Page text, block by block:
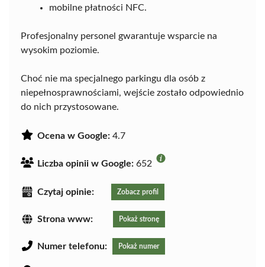
mobilne płatności NFC.
Profesjonalny personel gwarantuje wsparcie na
wysokim poziomie.
Choć nie ma specjalnego parkingu dla osób z
niepełnosprawnościami, wejście zostało odpowiednio
do nich przystosowane.
Ocena w Google: 4.7
Liczba opinii w Google: 652
Czytaj opinie: Zobacz profil
Strona www: Pokaż stronę
Numer telefonu: Pokaż numer